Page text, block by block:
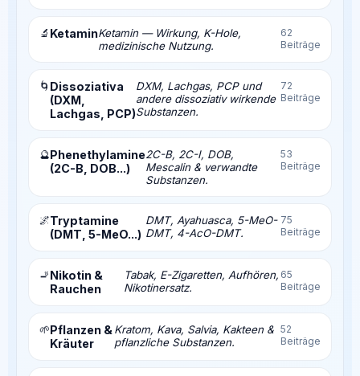
🔬 KetaminKetamin — Wirkung, K-Hole,
medizinische Nutzung.
62
Beiträge
🌀 Dissoziativa
(DXM,
Lachgas, PCP)
DXM, Lachgas, PCP und
andere dissoziativ wirkende
Substanzen.
72
Beiträge
🔮Phenethylamine
(2C-B, DOB...)
2C-B, 2C-I, DOB,
Mescalin & verwandte
Substanzen.
53
Beiträge
🌌Tryptamine
(DMT, 5-MeO...)
DMT, Ayahuasca, 5-MeO-
DMT, 4-AcO-DMT.
75
Beiträge
🚬Nikotin &
Rauchen
Tabak, E-Zigaretten, Aufhören,
Nikotinersatz.
65
Beiträge
🌱Pflanzen &
Kräuter
Kratom, Kava, Salvia, Kakteen &
pflanzliche Substanzen.
52
Beiträge